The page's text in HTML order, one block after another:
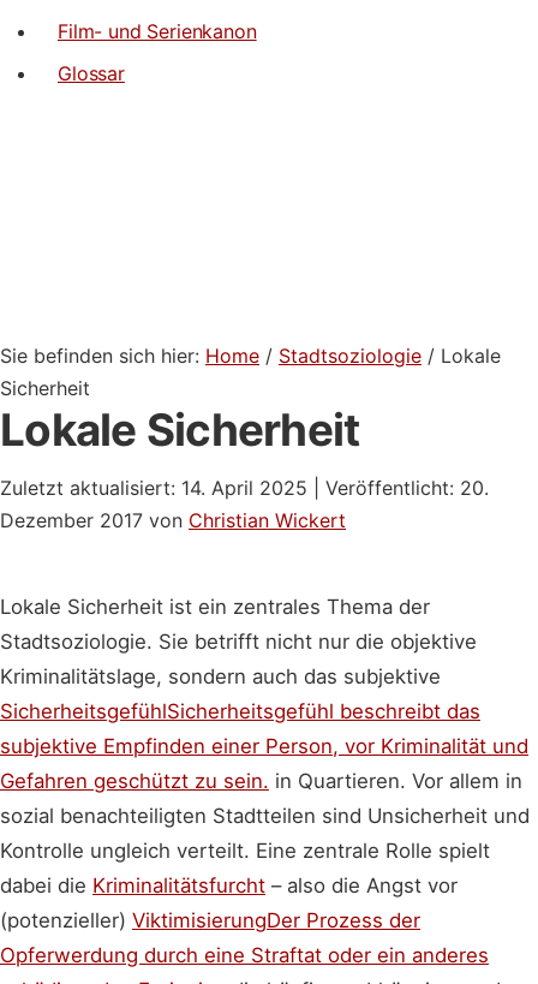
Film- und Serienkanon
Glossar
Sie befinden sich hier: Home / Stadtsoziologie / Lokale
Sicherheit
Lokale Sicherheit
Zuletzt aktualisiert: 14. April 2025 | Veröffentlicht: 20.
Dezember 2017 von Christian Wickert
Lokale Sicherheit ist ein zentrales Thema der
Stadtsoziologie. Sie betrifft nicht nur die objektive
Kriminalitätslage, sondern auch das subjektive
SicherheitsgefühlSicherheitsgefühl beschreibt das
subjektive Empfinden einer Person, vor Kriminalität und
Gefahren geschützt zu sein. in Quartieren. Vor allem in
sozial benachteiligten Stadtteilen sind Unsicherheit und
Kontrolle ungleich verteilt. Eine zentrale Rolle spielt
dabei die Kriminalitätsfurcht – also die Angst vor
(potenzieller) ViktimisierungDer Prozess der
Opferwerdung durch eine Straftat oder ein anderes